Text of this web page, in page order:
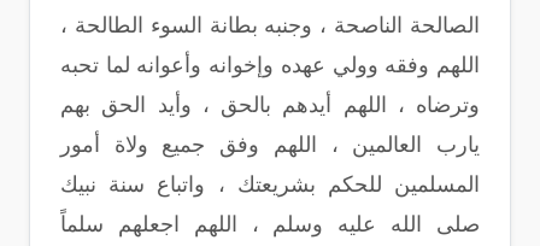
الصالحة الناصحة ، وجنبه بطانة السوء الطالحة ،
اللهم وفقه وولي عهده وإخوانه وأعوانه لما تحبه
وترضاه ، اللهم أيدهم بالحق ، وأيد الحق بهم
يارب العالمين ، اللهم وفق جميع ولاة أمور
المسلمين للحكم بشريعتك ، واتباع سنة نبيك
صلى الله عليه وسلم ، اللهم اجعلهم سلماً